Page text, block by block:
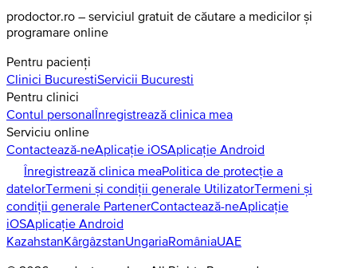
prodoctor.ro – serviciul gratuit de căutare a medicilor și
programare online
Pentru pacienți
Clinici BucurestiServicii Bucuresti
Pentru clinici
Contul personalÎnregistrează clinica mea
Serviciu online
Contactează-neAplicație iOSAplicație Android
Înregistrează clinica meaPolitica de protecție a
datelorTermeni și condiții generale UtilizatorTermeni și
condiții generale PartenerContactează-neAplicație
iOSAplicație Android
KazahstanKârgâzstanUngariaRomâniaUAE